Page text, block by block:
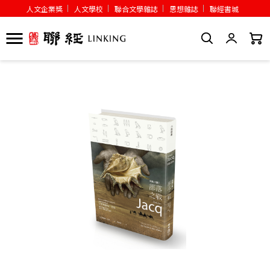
人文企業獎 人文學校 聯合文學雜誌 思想雜誌 聯經書城